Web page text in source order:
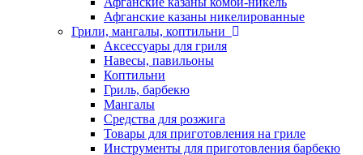
Афганские казаны никелированные
Грили, мангалы, коптильни
Аксессуары для гриля
Навесы, павильоны
Коптильни
Гриль, барбекю
Мангалы
Средства для розжига
Товары для приготовления на гриле
Инструменты для приготовления барбекю